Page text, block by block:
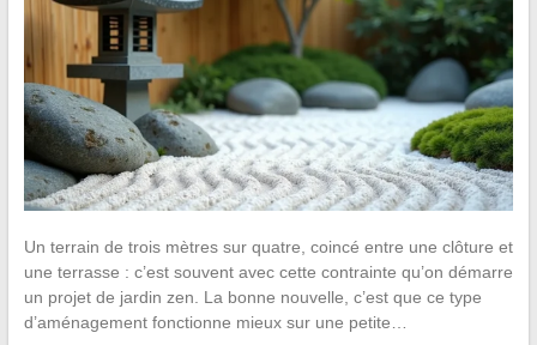
Un terrain de trois mètres sur quatre, coincé entre une clôture et
une terrasse : c’est souvent avec cette contrainte qu’on démarre
un projet de jardin zen. La bonne nouvelle, c’est que ce type
d’aménagement fonctionne mieux sur une petite…